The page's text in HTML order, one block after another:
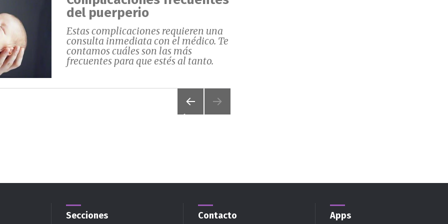
del puerperio
Estas complicaciones requieren una
consulta inmediata con el médico. Te
contamos cuáles son las más
frecuentes para que estés al tanto.
Secciones Contacto Apps